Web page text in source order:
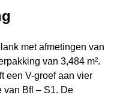
met afmetingen van
van 3,484 m².
een V-groef aan vier
van Bfl – S1. De